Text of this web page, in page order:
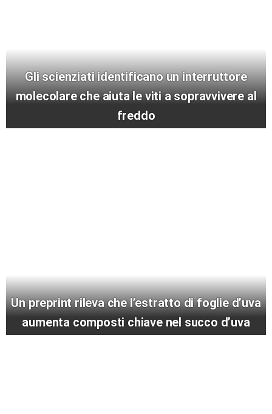
Gli scienziati identificano un interruttore
molecolare che aiuta le viti a sopravvivere al
freddo
Un preprint rileva che l’estratto di foglie d’uva
aumenta composti chiave nel succo d’uva